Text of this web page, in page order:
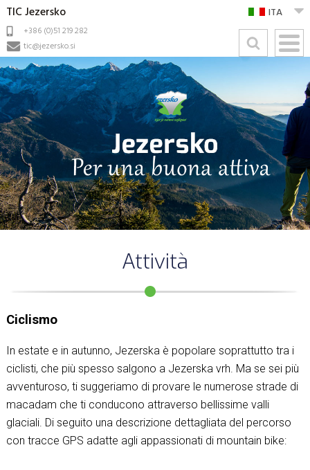
TIC Jezersko
+386 (0)51 219 282
tic@jezersko.si
ITA
Attività
Ciclismo
In estate e in autunno, Jezerska è popolare soprattutto tra i
ciclisti, che più spesso salgono a Jezerska vrh. Ma se sei più
avventuroso, ti suggeriamo di provare le numerose strade di
macadam che ti conducono attraverso bellissime valli
glaciali. Di seguito una descrizione dettagliata del percorso
con tracce GPS adatte agli appassionati di mountain bike: